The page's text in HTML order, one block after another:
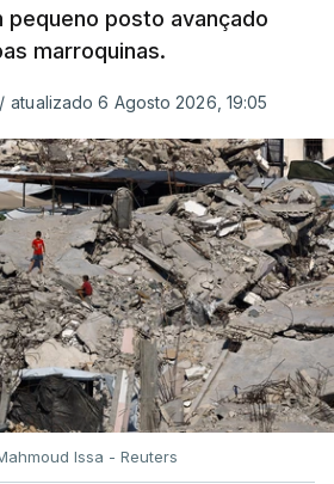
pequeno posto avançado
marroquinas.
/ atualizado 6 Agosto 2026, 19:05
Issa - Reuters